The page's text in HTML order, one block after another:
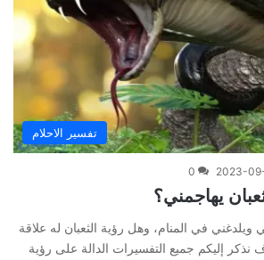
تفسير الاحلام
2023-
0
يهاجمني؟
ويلدغني في المنام، وهل رؤية الثعبان له علاقة
نذكر إليكم جميع التفسيرات الدالة على رؤية